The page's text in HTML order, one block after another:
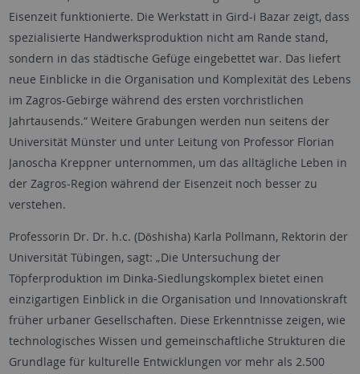
Eisenzeit funktionierte. Die Werkstatt in Gird-i Bazar zeigt, dass
spezialisierte Handwerksproduktion nicht am Rande stand,
sondern in das städtische Gefüge eingebettet war. Das liefert
neue Einblicke in die Organisation und Komplexität des Lebens
im Zagros-Gebirge während des ersten vorchristlichen
Jahrtausends.“ Weitere Grabungen werden nun seitens der
Universität Münster und unter Leitung von Professor Florian
Janoscha Kreppner unternommen, um das alltägliche Leben in
der Zagros-Region während der Eisenzeit noch besser zu
verstehen.
Professorin Dr. Dr. h.c. (Dōshisha) Karla Pollmann, Rektorin der
Universität Tübingen, sagt: „Die Untersuchung der
Töpferproduktion im Dinka-Siedlungskomplex bietet einen
einzigartigen Einblick in die Organisation und Innovationskraft
früher urbaner Gesellschaften. Diese Erkenntnisse zeigen, wie
technologisches Wissen und gemeinschaftliche Strukturen die
Grundlage für kulturelle Entwicklungen vor mehr als 2.500